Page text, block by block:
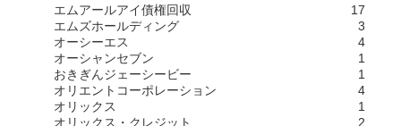
エムアールアイ債権回収
17
エムズホールディング
3
オーシーエス
4
オーシャンセブン
1
おきぎんジェーシービー
1
オリエントコーポレーション
4
オリックス
1
オリックス・クレジット
2